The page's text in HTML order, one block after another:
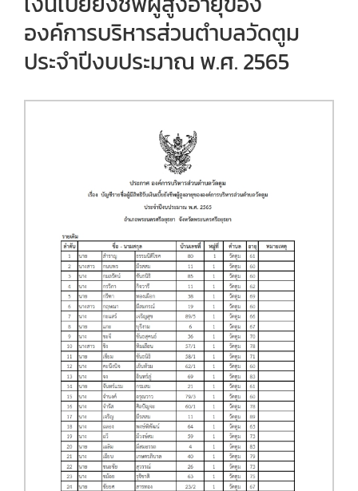
องค์การบริหารส่วนตำบลวัดตูม
ประจำปีงบประมาณ พ.ศ. 2565